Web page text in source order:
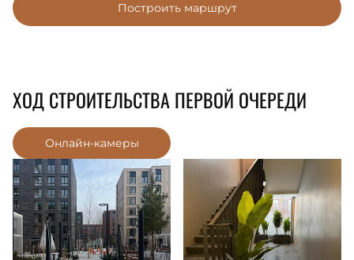
Построить маршрут
ХОД СТРОИТЕЛЬСТВА ПЕРВОЙ ОЧЕРЕДИ
Онлайн-камеры